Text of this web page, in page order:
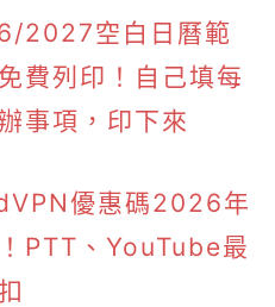
2027空白日曆範
費列印！自己填每
事項，印下來
優惠碼2026年
PTT、YouTube最